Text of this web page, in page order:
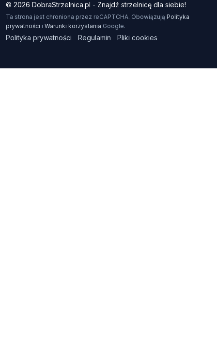
© 2026 DobraStrzelnica.pl - Znajdź strzelnicę dla siebie!
Ta strona jest chroniona przez reCAPTCHA. Obowiązują Polityka
prywatności i Warunki korzystania Google.
Polityka prywatności Regulamin Pliki cookies